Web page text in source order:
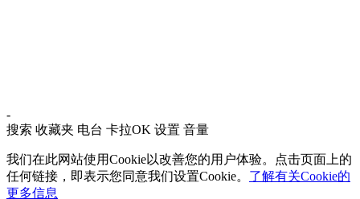
-
搜索 收藏夹 电台 卡拉OK 设置 音量
我们在此网站使用Cookie以改善您的用户体验。点击页面上的
任何链接，即表示您同意我们设置Cookie。 了解有关Cookie的
更多信息